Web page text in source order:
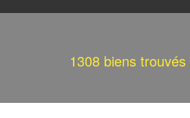
1308 biens trouvés